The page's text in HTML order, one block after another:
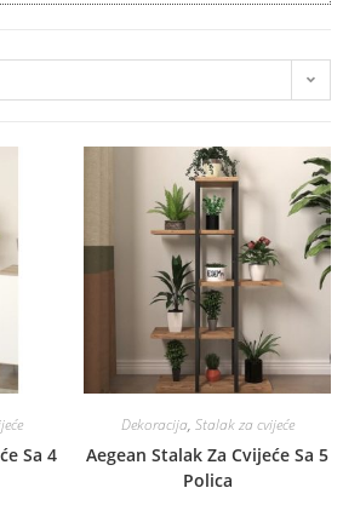
Sa 4
Dekoracija, Stalak za cvijeće
Aegean Stalak Za Cvijeće Sa 5
Polica